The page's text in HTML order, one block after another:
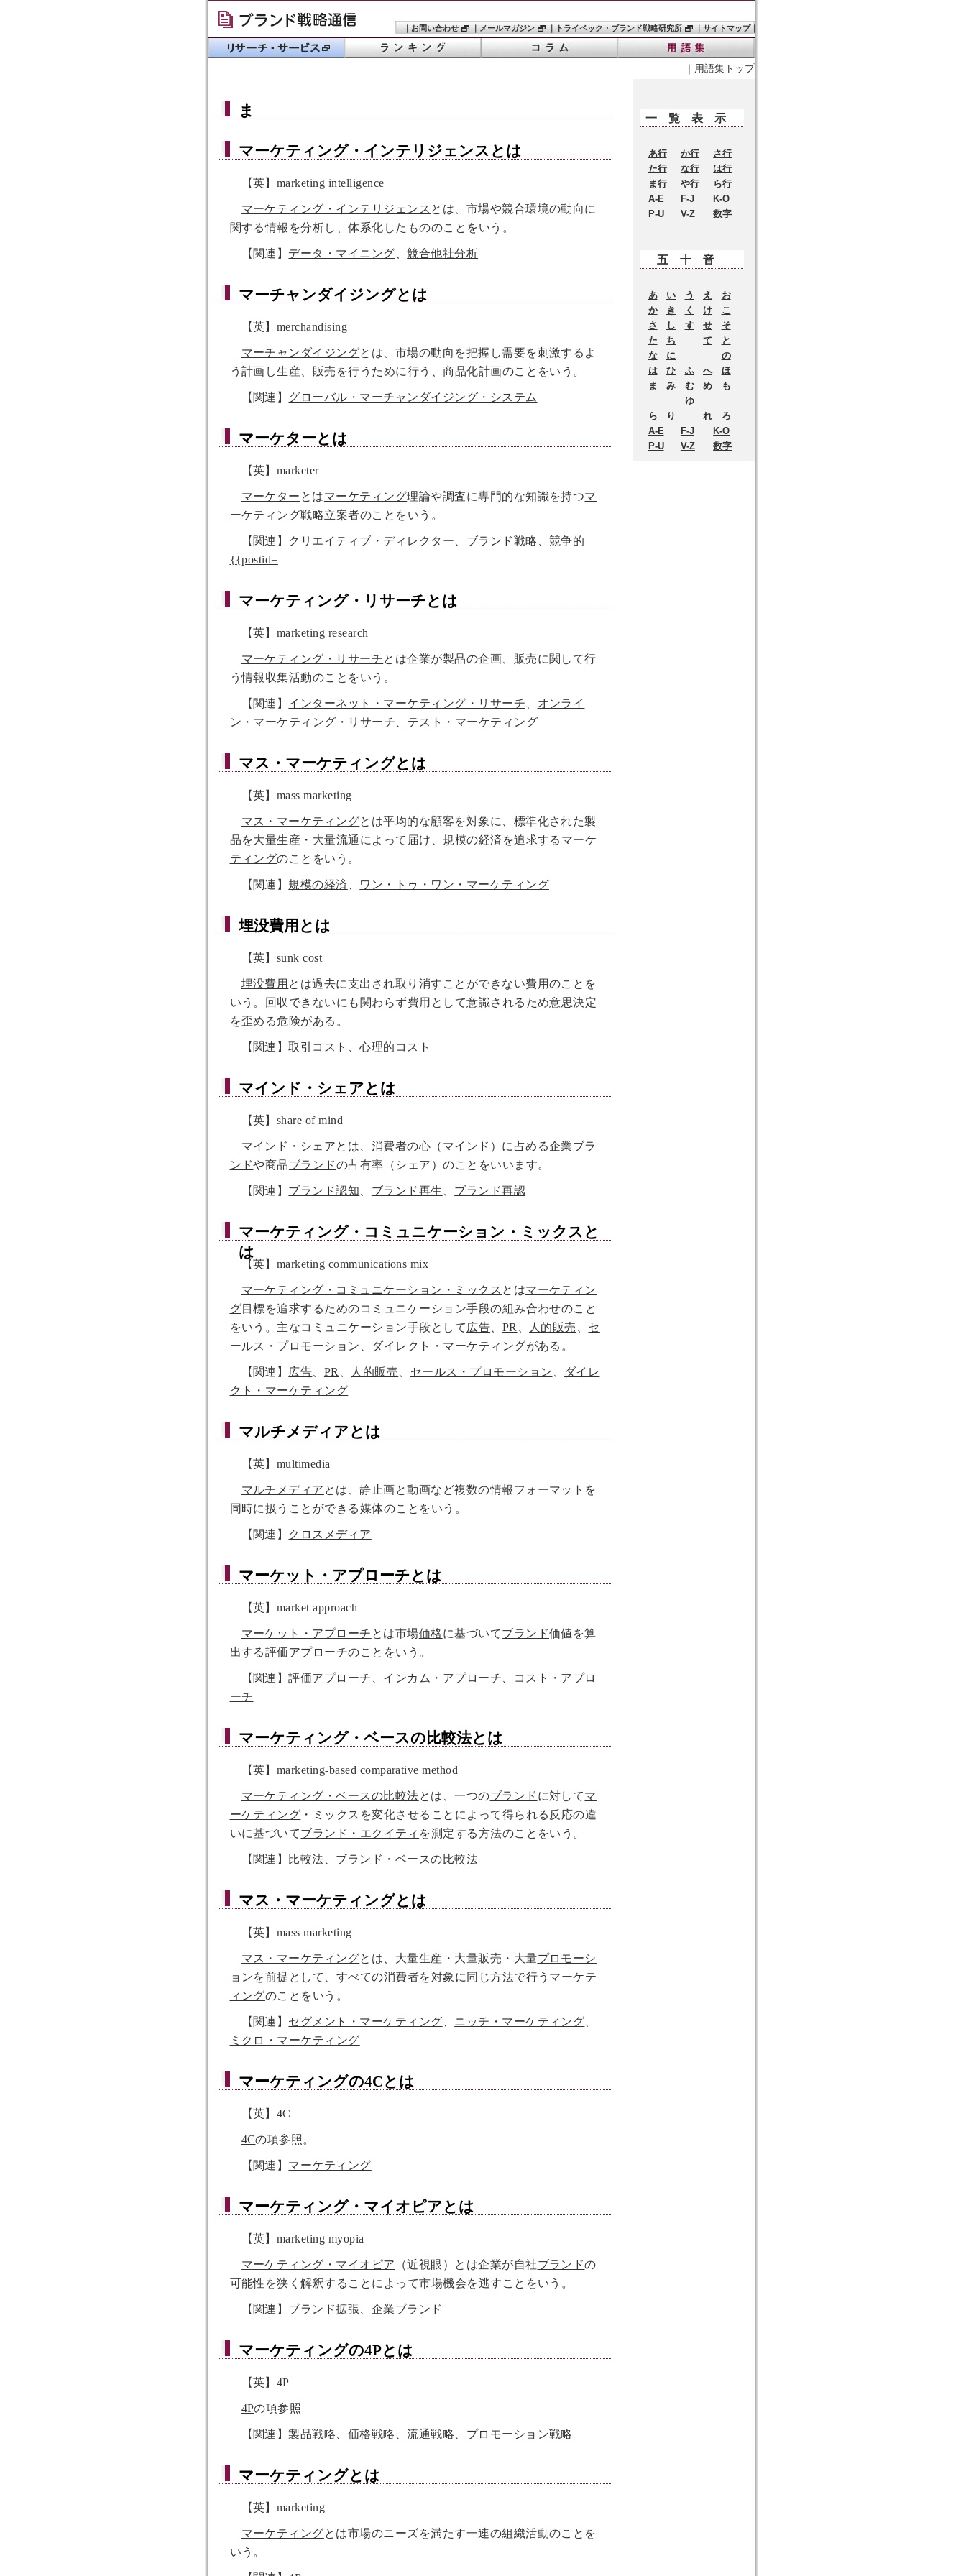
｜ お問い合わせ ｜ メールマガジン ｜ トライベック・ブランド戦略研究所 ｜ サイトマップ｜
｜ 用語集トップ
ま
マーケティング・インテリジェンス とは
【英】marketing intelligence
マーケティング・インテリジェンス とは、市場や競合環境の動向に
関する情報を分析し、体系化したもののことをいう。
【関連】 データ・マイニング 、競合他社分析
マーチャンダイジングとは
【英】merchandising
マーチャンダイジングとは、市場の動向を把握し需要を刺激するよ
う計画し生産、販売を行うために行う、商品化計画のことをいう。
【関連】 グローバル・マーチャンダイジング・システム
マーケターとは
【英】marketer
マーケター とはマーケティング理論や調査に専門的な知識を持つマ
ーケティング戦略立案者のことをいう。
【関連】 クリエイティブ・ディレクター ブランド戦略 、競争的
{{postid=
マーケティング・リサーチとは
【英】marketing research
マーケティング・リサーチとは企業が製品の企画、販売に関して行
う情報収集活動のことをいう。
【関連】 インターネット・マーケティング・リサーチ
オンライ
ン・マーケティング・リサーチ
テスト・マーケティング
マス・マーケティングとは
【英】mass marketing
マス・マーケティングとは平均的な顧客を対象に、標準化された製
品を大量生産・大量流通によって届け、 規模の経済 を追求する マーケ
ティングのことをいう。
【関連】 規模の経済 ワン・トゥ・ワン・マーケティング
埋没費用 とは
【英】sunk cost
埋没費用 とは過去に支出され取り消すことができない費用のことを
いう。回収できないにも関わらず費用として意識されるため意思決定
を歪める危険がある。
【関連】取引コスト 、心理的コスト
マインド・シェアとは
【英】share of mind
マインド・シェアとは、消費者の心（マインド）に占める企業ブラ
ンドや商品ブランドの占有率（シェア）のことをいいます。
【関連】 ブランド認知 ブランド再生 ブランド再認
マーケティング・コミュニケーション・ミックス と
は
【英】marketing communications mix
マーケティング・コミュニケーション・ミックス とはマーケティン
グ目標を追求するためのコミュニケーション手段の組み合わせのこと
をいう。主なコミュニケーション手段として 広告 PR 人的販売
セ
ールス・プロモーション
ダイレクト・マーケティングがある。
【関連】 広告 PR 人的販売 セールス・プロモーション
ダイレ
クト・マーケティング
マルチメディアとは
【英】multimedia
マルチメディア とは、静止画と動画など複数の情報フォーマットを
同時に扱うことができる媒体のことをいう。
【関連】 クロスメディア
マーケット・アプローチとは
【英】market approach
マーケット・アプローチ とは市場価格に基づいてブランド価値を算
出する評価アプローチのことをいう。
【関連】評価アプローチ インカム・アプローチ
コスト・アプロ
ーチ
マーケティング・ベースの比較法とは
【英】marketing-based comparative method
マーケティング・ベースの比較法とは、一つのブランド に対してマ
ーケティング ・ミックスを変化させることによって得られる反応の違
いに基づいてブランド・エクイティ を測定する方法のことをいう。
【関連】 比較法 ブランド・ベースの比較法
マス・マーケティングとは
【英】mass marketing
マス・マーケティングとは、大量生産・大量販売・大量プロモーシ
ョンを前提として、すべての消費者を対象に同じ方法で行う マーケテ
ィングのことをいう。
【関連】 セグメント・マーケティング ニッチ・マーケティング
ミクロ・マーケティング
マーケティングの4Cとは
【英】4C
4Cの項参照。
【関連】 マーケティング
マーケティング・マイオピアとは
【英】marketing myopia
マーケティング・マイオピア （近視眼）とは企業が自社ブランドの
可能性を狭く解釈することによって市場機会を逃すことをいう。
【関連】 ブランド拡張 企業ブランド
マーケティングの4Pとは
【英】4P
4Pの項参照
【関連】製品戦略 価格戦略 、流通戦略 プロモーション戦略
マーケティングとは
【英】marketing
マーケティングとは市場のニーズを満たす一連の組織活動のことを
いう。
一覧表示
あ行 か行
さ行
た行
な行
は行
ま行
や行
ら行
A-E
F-J
K-O
P-U
V-Z 数字
五十音
あ い う え
お
か
き く け
こ
さ
し す せ
そ
た
ち て
と
な
に
の
は
ひ ふ へ
ほ
ま
み む め
も
ゆ
ら
り れ
ろ
A-E
F-J
K-O
P-U
V-Z 数字